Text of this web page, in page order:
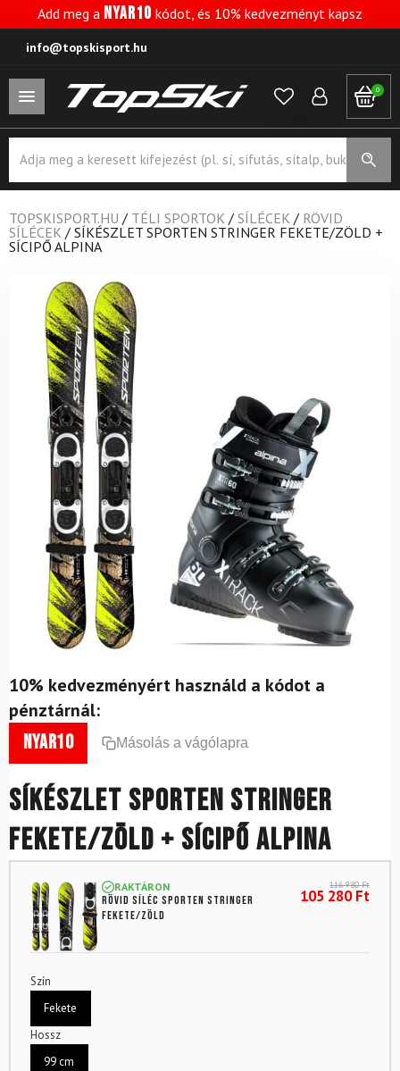
Add meg a NYAR10 kódot, és 10% kedvezményt kapsz
info@topskisport.hu
0
search
TOPSKISPORT.HU / TÉLI SPORTOK / SÍLÉCEK / RÖVID
SÍLÉCEK / SÍKÉSZLET SPORTEN STRINGER FEKETE/ZÖLD +
SÍCIPŐ ALPINA
10% kedvezményért használd a kódot a
pénztárnál:
nyar10 Másolás a vágólapra
Síkészlet SPORTEN Stringer
fekete/zöld + sícipő Alpina
RAKTÁRON
Rövid síléc SPORTEN Stringer
Fekete/zöld
116 980Ft
105 280Ft
Szín
Fekete
Hossz
99 cm